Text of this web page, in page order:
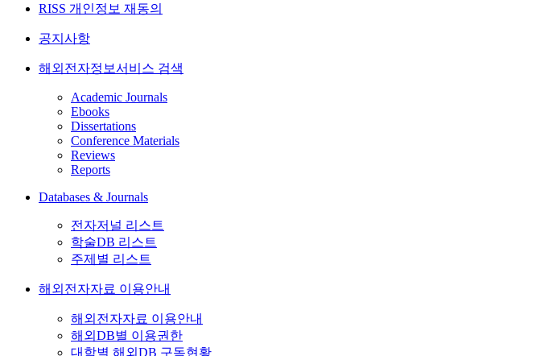
RISS 개인정보 재동의
공지사항
해외전자정보서비스 검색
Academic Journals
Ebooks
Dissertations
Conference Materials
Reviews
Reports
Databases & Journals
전자저널 리스트
학술DB 리스트
주제별 리스트
해외전자자료 이용안내
해외전자자료 이용안내
해외DB별 이용권한
대학별 해외DB 구독현황